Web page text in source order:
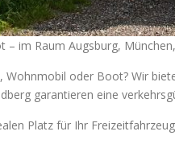
im Raum Augsburg,
oder Boot? Wir
garantieren eine
Platz für Ihr